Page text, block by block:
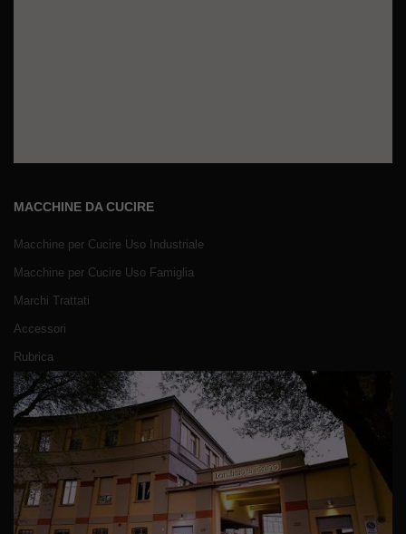
MACCHINE DA CUCIRE
Macchine per Cucire Uso Industriale
Macchine per Cucire Uso Famiglia
Marchi Trattati
Accessori
Rubrica